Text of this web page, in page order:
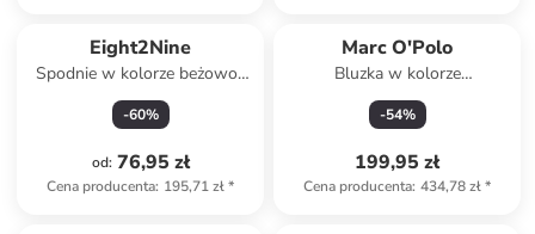
Eight2Nine
Spodnie w kolorze beżowo-
czarnym
-60%
od: 76,95 zł
Cena producenta: 195,71 zł*
Marc O'Polo
Bluzka w kolorze
antracytowo-białym
-54%
199,95 zł
Cena producenta: 434,78 zł*